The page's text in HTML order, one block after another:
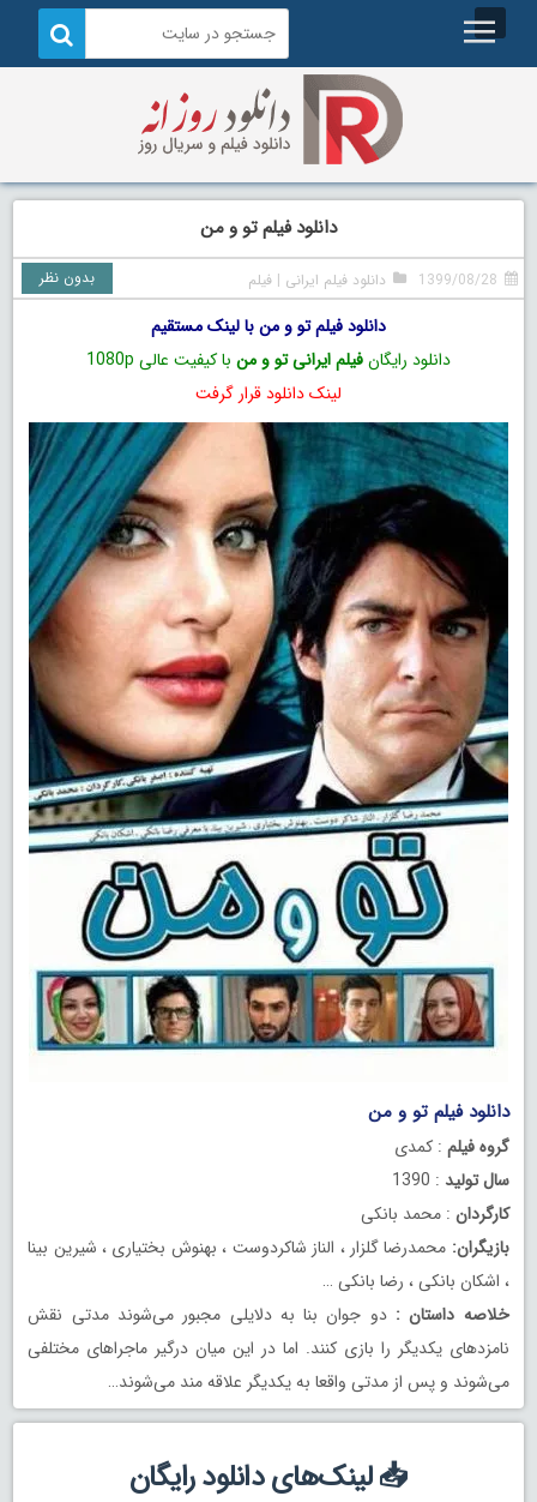
دانلود فیلم تو و من
1399/08/28 دانلود فیلم ایرانی |فیلم بدون نظر
دانلود فیلم تو و من با لینک مستقیم
دانلود رایگانفیلم ایرانی تو و من با کیفیت عالی 1080p
لینک دانلود قرار گرفت
دانلود فیلم تو و من
گروه فیلم : کمدی
سال تولید : 1390
کارگردان : محمد بانکی
بازیگران: محمدرضا گلزار ، الناز شاکردوست ، بهنوش بختیاری ، شیرین بینا
، اشکان بانکی ، رضا بانکی …
خلاصه داستان : دو جوان بنا به دلایلی مجبور می‌شوند مدتی نقش
نامزدهای یکدیگر را بازی کنند. اما در این میان درگیر ماجراهای مختلفی
می‌شوند و پس از مدتی واقعا به یکدیگر علاقه مند می‌شوند…
📥 لینک‌های دانلود رایگان